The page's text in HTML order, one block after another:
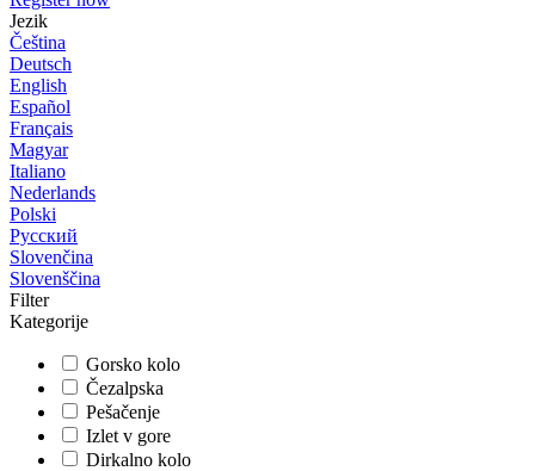
Jezik
Čeština
Deutsch
English
Español
Français
Magyar
Italiano
Nederlands
Polski
Русский
Slovenčina
Slovenščina
Filter
Kategorije
Gorsko kolo
Čezalpska
Pešačenje
Izlet v gore
Dirkalno kolo